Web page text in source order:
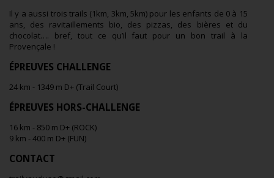
Il y a aussi trois trails (1km, 3km, 5km) pour les enfants de 0 à 15
ans, des ravitaillements bio, des pizzas, des bières et du
chocolat…. bref, tout ce qu’il faut pour un bon trail à la
Provençale !
ÉPREUVES CHALLENGE
24 km - 1349 m D+ (Trail Court)
ÉPREUVES HORS-CHALLENGE
16 km - 850 m D+ (ROCK)
9 km - 400 m D+ (FUN)
CONTACT